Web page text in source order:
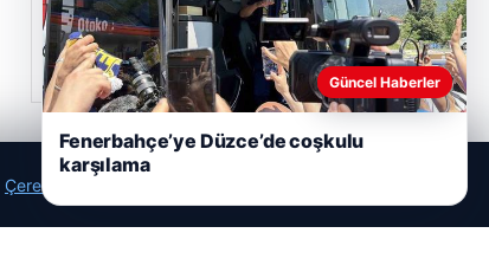
26/05/2026
Çerez Politikamız
Güncel Haberler
Fenerbahçe’ye Düzce’de coşkulu
karşılama